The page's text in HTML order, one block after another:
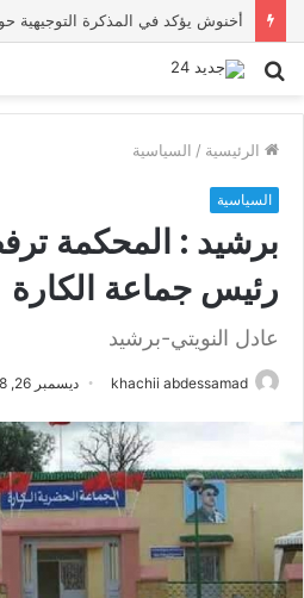
بحث
الرئيسية / السياسية
السياسية
برشيد : المحكمة
رئيس جماعة الكارة
عادل النويتي-برشيد
khachii abdessamad ديسمبر 26, 2018